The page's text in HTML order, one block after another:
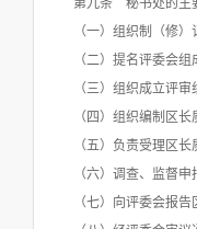
第九条 秘书处的主
（一）组织制（修
（二）提名评委会
（三）组织成立评审
（四）组织编制区
（五）负责受理区
（六）调查、监督
（七）向评委会报